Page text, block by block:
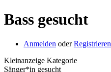
Bass gesucht
Anmelden oderRegistrieren
Kleinanzeige Kategorie
Sänger*in gesucht